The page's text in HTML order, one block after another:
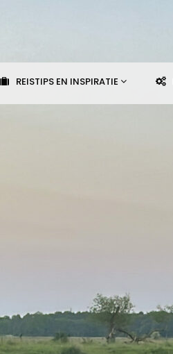
REISTIPS EN INSPIRATIE